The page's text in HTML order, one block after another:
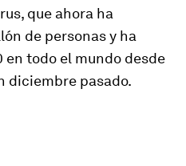
que ahora ha
de personas y ha
en todo el mundo desde
diciembre pasado.